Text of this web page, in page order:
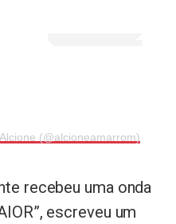
(@alcioneamarrom)
recebeu uma onda
escreveu um